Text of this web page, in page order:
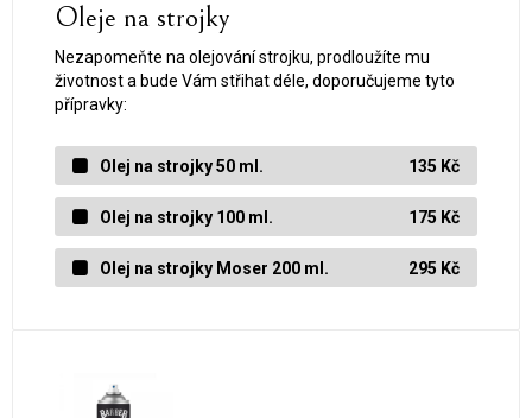
Oleje na strojky
Nezapomeňte na olejování strojku, prodloužíte mu
životnost a bude Vám střihat déle, doporučujeme tyto
přípravky:
Olej na strojky 50 ml. 135 Kč
Olej na strojky 100 ml. 175 Kč
Olej na strojky Moser 200 ml. 295 Kč